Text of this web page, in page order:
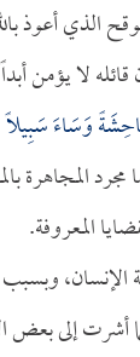
الذي أعوذ
لا يؤمن
وَسَاءَ سَبِيلاً
المجاهرة
المعروفة.
الإنسان،
أشرت إلى بعض